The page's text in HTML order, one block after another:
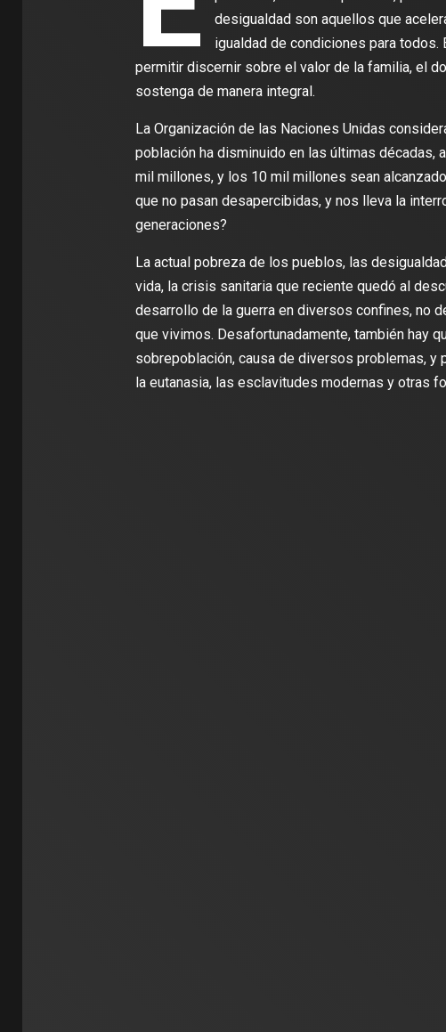
desigualdad son aquellos que
igualdad de condiciones para
permitir discernir sobre el valor de la familia, el
sostenga de manera integral.
La Organización de las Naciones Unidas
población ha disminuido en las últimas décadas,
mil millones, y los 10 mil millones sean
que no pasan desapercibidas, y nos lleva la
generaciones?
La actual pobreza de los pueblos, las
vida, la crisis sanitaria que reciente quedó al
desarrollo de la guerra en diversos confines, no
que vivimos. Desafortunadamente, también hay
sobrepoblación, causa de diversos problemas, y
la eutanasia, las esclavitudes modernas y otras